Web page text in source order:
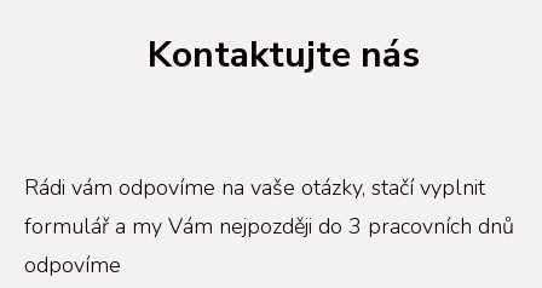
Kontaktujte nás
Rádi vám odpovíme na vaše otázky, stačí vyplnit
formulář a my Vám nejpozději do 3 pracovních dnů
odpovíme